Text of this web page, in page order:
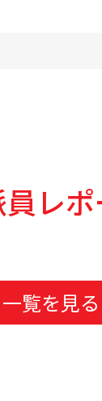
レポ
一覧を見る